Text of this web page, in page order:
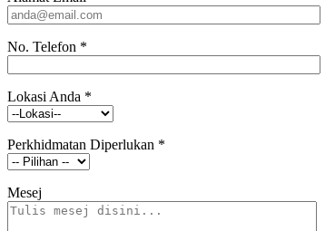
No. Telefon *
Lokasi Anda *
Perkhidmatan Diperlukan *
Mesej